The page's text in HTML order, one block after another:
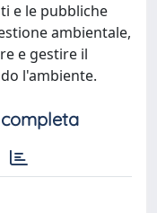
e le pubbliche
ambientale,
e gestire il
l'ambiente.